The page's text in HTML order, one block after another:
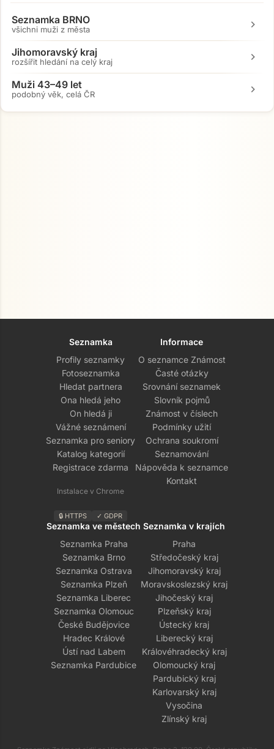
Seznamka BRNO
všichni muži z města chevron_right
Jihomoravský kraj
rozšířit hledání na celý kraj chevron_right
Muži 43–49 let
podobný věk, celá ČR chevron_right
Seznamka
Profily seznamky
Fotoseznamka
Hledat partnera
Ona hledá jeho
On hledá ji
Vážné seznámení
Seznamka pro seniory
Katalog kategorií
Registrace zdarma
Instalace v Chrome
🔒 HTTPS ✓ GDPR
Informace
O seznamce Známost
Časté otázky
Srovnání seznamek
Slovník pojmů
Známost v číslech
Podmínky užití
Ochrana soukromí
Seznamování
Nápověda k seznamce
Kontakt
Seznamka ve městech
Seznamka Praha
Seznamka Brno
Seznamka Ostrava
Seznamka Plzeň
Seznamka Liberec
Seznamka Olomouc
České Budějovice
Hradec Králové
Ústí nad Labem
Seznamka Pardubice
Seznamka v krajích
Praha
Středočeský kraj
Jihomoravský kraj
Moravskoslezský kraj
Jihočeský kraj
Plzeňský kraj
Ústecký kraj
Liberecký kraj
Královéhradecký kraj
Olomoucký kraj
Pardubický kraj
Karlovarský kraj
Vysočina
Zlínský kraj